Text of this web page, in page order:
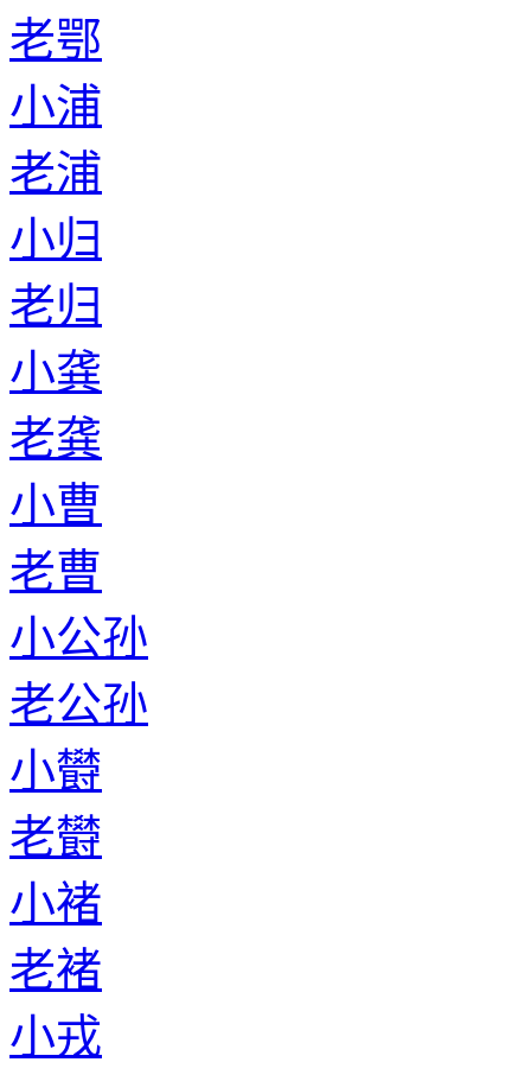
老鄂
小浦
老浦
小归
老归
小龚
老龚
小曹
老曹
小公孙
老公孙
小欎
老欎
小褚
老褚
小戎